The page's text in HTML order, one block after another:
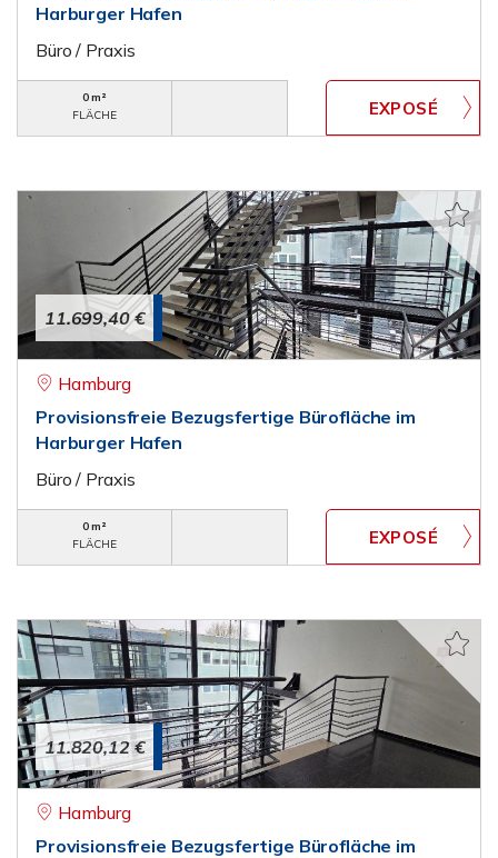
Harburger Hafen
Büro / Praxis
0 m²
FLÄCHE
11.699,40 €
Hamburg
Provisionsfreie Bezugsfertige Bürofläche im
Harburger Hafen
Büro / Praxis
0 m²
FLÄCHE
11.820,12 €
Hamburg
Provisionsfreie Bezugsfertige Bürofläche im